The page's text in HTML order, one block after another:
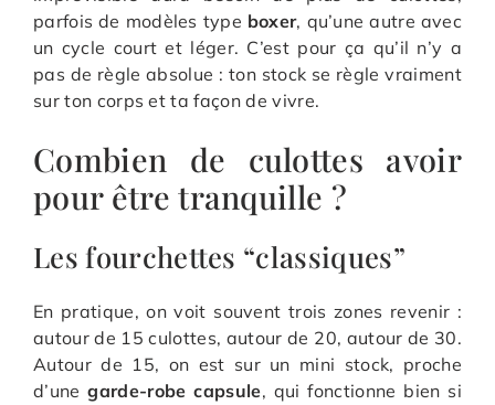
parfois de modèles type boxer, qu’une autre avec
un cycle court et léger. C’est pour ça qu’il n’y a
pas de règle absolue : ton stock se règle vraiment
sur ton corps et ta façon de vivre.
Combien de culottes avoir
pour être tranquille ?
Les fourchettes “classiques”
En pratique, on voit souvent trois zones revenir :
autour de 15 culottes, autour de 20, autour de 30.
Autour de 15, on est sur un mini stock, proche
d’unegarde-robe capsule, qui fonctionne bien si